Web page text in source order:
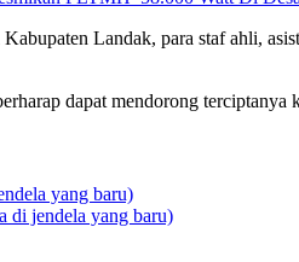
Landak, para staf ahli,
dapat mendorong
yang baru)
di jendela yang baru)